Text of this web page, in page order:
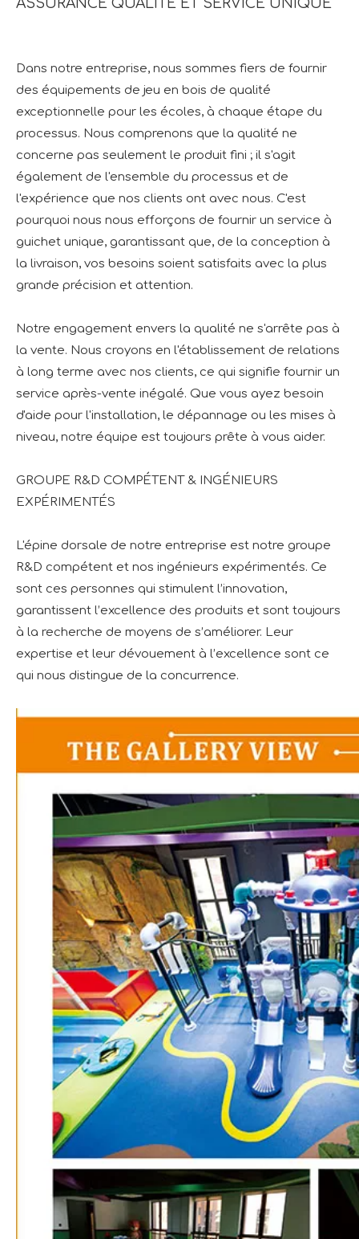
ASSURANCE QUALITÉ ET SERVICE UNIQUE
Dans notre entreprise, nous sommes fiers de fournir
des équipements de jeu en bois de qualité
exceptionnelle pour les écoles, à chaque étape du
processus. Nous comprenons que la qualité ne
concerne pas seulement le produit fini ; il s'agit
également de l'ensemble du processus et de
l'expérience que nos clients ont avec nous. C'est
pourquoi nous nous efforçons de fournir un service à
guichet unique, garantissant que, de la conception à
la livraison, vos besoins soient satisfaits avec la plus
grande précision et attention.
Notre engagement envers la qualité ne s'arrête pas à
la vente. Nous croyons en l'établissement de relations
à long terme avec nos clients, ce qui signifie fournir un
service après-vente inégalé. Que vous ayez besoin
d'aide pour l'installation, le dépannage ou les mises à
niveau, notre équipe est toujours prête à vous aider.
GROUPE R&D COMPÉTENT & INGÉNIEURS
EXPÉRIMENTÉS
L'épine dorsale de notre entreprise est notre groupe
R&D compétent et nos ingénieurs expérimentés. Ce
sont ces personnes qui stimulent l’innovation,
garantissent l’excellence des produits et sont toujours
à la recherche de moyens de s’améliorer. Leur
expertise et leur dévouement à l’excellence sont ce
qui nous distingue de la concurrence.